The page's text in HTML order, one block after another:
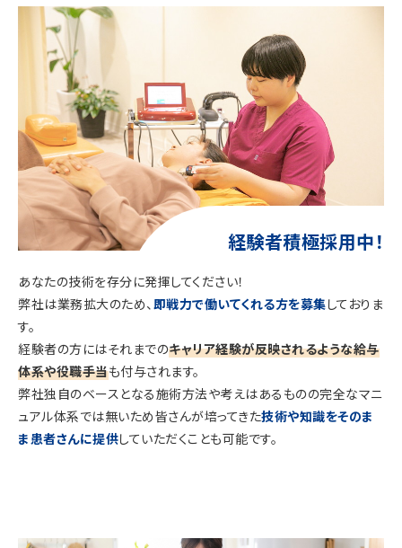
経験者積極採用中！
あなたの技術を存分に発揮してください！
弊社は業務拡大のため、 即戦力で働いてくれる方を募集しておりま
す。
経験者の方にはそれまでのキャリア経験が反映されるような給与
体系や役職手当も付与されます。
弊社独自のベースとなる施術方法や考えはあるものの完全なマニ
ュアル体系では無いため皆さんが培ってきた技術や知識をそのま
ま患者さんに提供していただくことも可能です。